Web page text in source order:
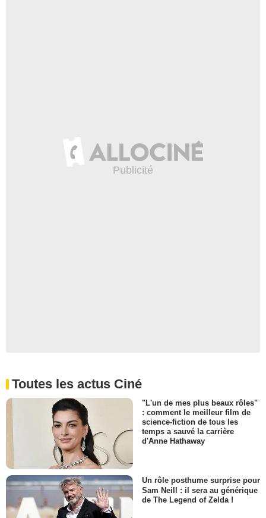
Toutes les actus Ciné
"L'un de mes plus beaux rôles"
: comment le meilleur film de
science-fiction de tous les
temps a sauvé la carrière
d'Anne Hathaway
Un rôle posthume surprise pour
Sam Neill : il sera au générique
de The Legend of Zelda !